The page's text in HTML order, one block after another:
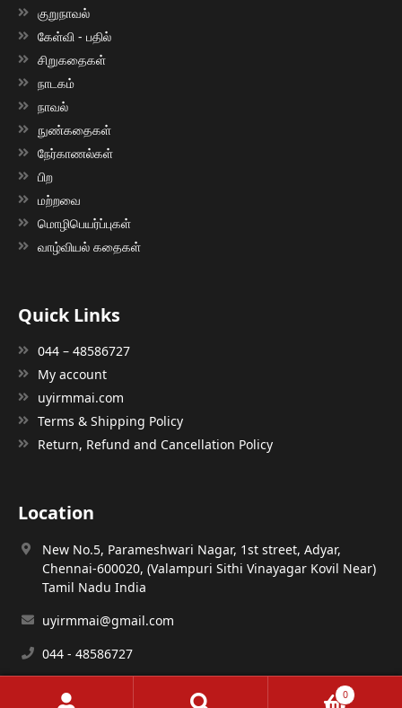
குறுநாவல்
கேள்வி - பதில்
சிறுகதைகள்
நாடகம்
நாவல்
நுண்கதைகள்
நேர்காணல்கள்
பிற
மற்றவை
மொழிபெயர்ப்புகள்
வாழ்வியல் கதைகள்
Quick Links
044 – 48586727
My account
uyirmmai.com
Terms & Shipping Policy
Return, Refund and Cancellation Policy
Location
New No.5, Parameshwari Nagar, 1st street, Adyar,
Chennai-600020, (Valampuri Sithi Vinayagar Kovil Near)
Tamil Nadu India
uyirmmai@gmail.com
044 - 48586727
0